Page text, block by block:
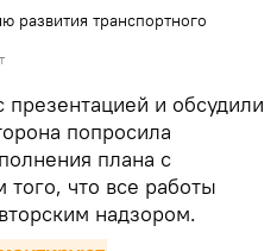
развития транспортного
и обсудили
попросила
плана с
что все работы
надзором.